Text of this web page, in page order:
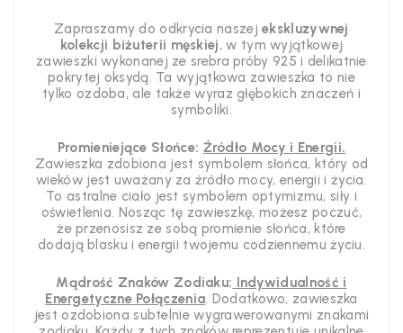
Zapraszamy do odkrycia naszejekskluzywnej
kolekcji biżuterii męskiej, w tym wyjątkowej
zawieszki wykonanej ze srebra próby 925 i delikatnie
pokrytej oksydą. Ta wyjątkowa zawieszka to nie
tylko ozdoba, ale także wyraz głębokich znaczeń i
symboliki.
Promieniejące Słońce: Źródło Mocy i Energii.
Zawieszka zdobiona jest symbolem słońca, który od
wieków jest uważany za źródło mocy, energii i życia.
To astralne ciało jest symbolem optymizmu, siły i
oświetlenia. Nosząc tę zawieszkę, możesz poczuć,
że przenosisz ze sobą promienie słońca, które
dodają blasku i energii twojemu codziennemu życiu.
Mądrość Znaków Zodiaku: Indywidualność i
Energetyczne Połączenia. Dodatkowo, zawieszka
jest ozdobiona subtelnie wygrawerowanymi znakami